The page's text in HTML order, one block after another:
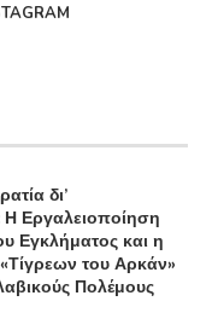
δι’
Εργαλειοποίηση
Εγκλήματος και η
του Αρκάν»
Πολέμους